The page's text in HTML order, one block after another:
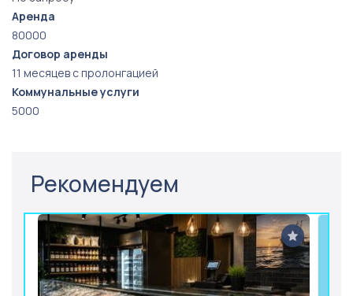
Аренда
80000
Договор аренды
11 месяцев с пролонгацией
Коммунальные услуги
5000
Рекомендуем